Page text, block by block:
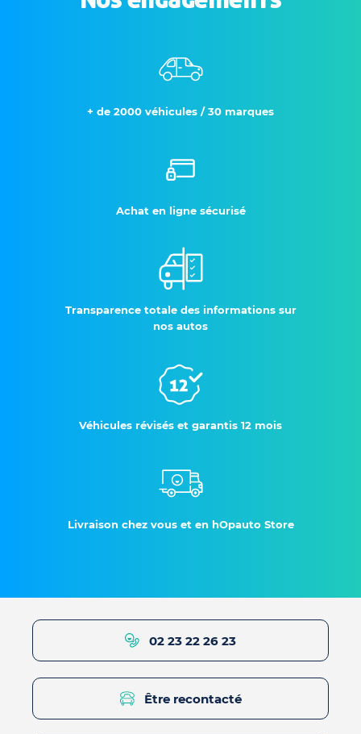
+ de 2000 véhicules / 30 marques
Achat en ligne sécurisé
Transparence totale des informations sur
nos autos
Véhicules révisés et garantis 12 mois
Livraison chez vous et en hOpauto Store
02 23 22 26 23
Être recontacté